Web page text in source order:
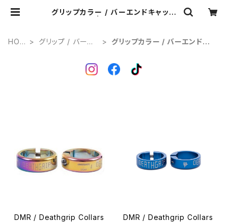
グリップカラー / バーエンドキャップ
HOM
グリップ / バーテ
グリップカラー / バーエンドキ
DMR / Deathgrip Collars
DMR / Deathgrip Collars